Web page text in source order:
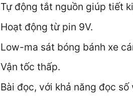
Tự động tắt nguồn giúp tiết
Hoạt động từ pin 9V.
Low-ma sát bóng bánh xe
Vận tốc thấp.
Bài đọc, với khả năng đọc